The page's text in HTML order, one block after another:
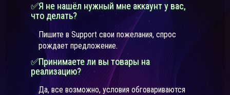
✅Я не нашёл нужный мне аккаунт у вас,
что делать?
Пишите в Support свои пожелания, спрос
рождает предложение.
✅Принимаете ли вы товары на
реализацию?
Да, все возможно, условия обговариваются